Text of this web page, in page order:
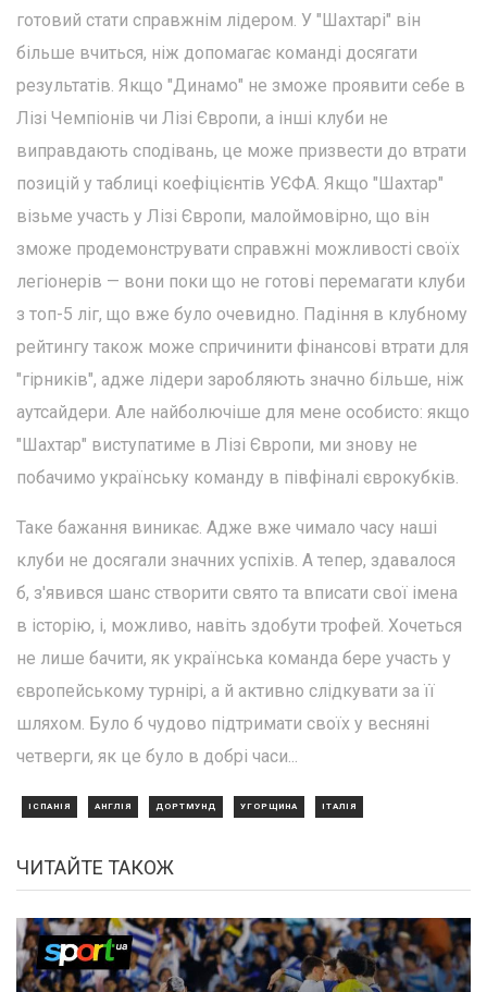
готовий стати справжнім лідером. У "Шахтарі" він
більше вчиться, ніж допомагає команді досягати
результатів. Якщо "Динамо" не зможе проявити себе в
Лізі Чемпіонів чи Лізі Європи, а інші клуби не
виправдають сподівань, це може призвести до втрати
позицій у таблиці коефіцієнтів УЄФА. Якщо "Шахтар"
візьме участь у Лізі Європи, малоймовірно, що він
зможе продемонструвати справжні можливості своїх
легіонерів — вони поки що не готові перемагати клуби
з топ-5 ліг, що вже було очевидно. Падіння в клубному
рейтингу також може спричинити фінансові втрати для
"гірників", адже лідери заробляють значно більше, ніж
аутсайдери. Але найболючіше для мене особисто: якщо
"Шахтар" виступатиме в Лізі Європи, ми знову не
побачимо українську команду в півфіналі єврокубків.
Таке бажання виникає. Адже вже чимало часу наші
клуби не досягали значних успіхів. А тепер, здавалося
б, з'явився шанс створити свято та вписати свої імена
в історію, і, можливо, навіть здобути трофей. Хочеться
не лише бачити, як українська команда бере участь у
європейському турнірі, а й активно слідкувати за її
шляхом. Було б чудово підтримати своїх у весняні
четверги, як це було в добрі часи...
ІСПАНІЯ АНГЛІЯ ДОРТМУНД УГОРЩИНА ІТАЛІЯ
ЧИТАЙТЕ ТАКОЖ